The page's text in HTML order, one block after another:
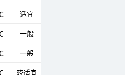
适宜
一般
一般
较适宜